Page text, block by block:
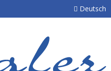
Deutsch